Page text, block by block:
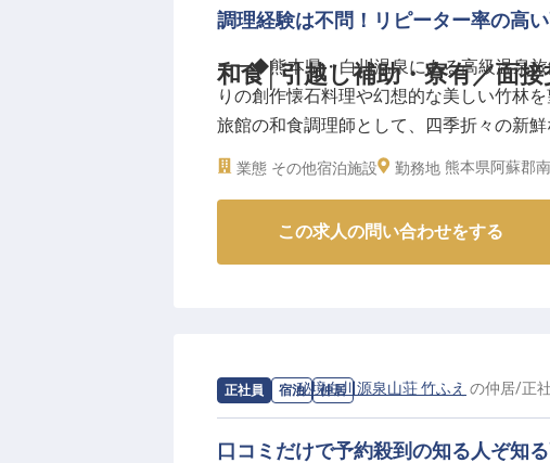
和食│引越し補助・寮有／面
調理経験は不問！リピーター率の高
ーー◆熊本県・白川温泉にある高級温泉
りの創作懐石料理や幻想的な美しい竹林
旅館の和食調理師として、四季折々の新
けしませんか？調理経験は不問！すっぽ
扱いながら、質の高い和食調理を学べる環
■□あなたの人生に寄り添った充実の待遇
＜新生活をサポート＞
＜手当充実＞
最大20万円の引越し手当、面接時の交通
業態 その他宿泊施設 勤務地 熊本県阿蘇郡
この求人の問い合わせをする
正社員 宿泊 仲居
求人情報：秘境白川源泉山荘 竹ふえ の仲居/正
口コミだけで予約殺到の知る人ぞ知